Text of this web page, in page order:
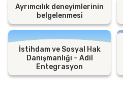
Ayrımcılık deneyimlerinin
belgelenmesi
İstihdam ve Sosyal Hak
Danışmanlığı – Adil
Entegrasyon